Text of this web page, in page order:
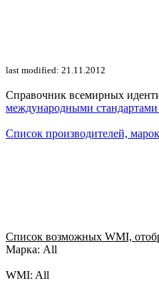
last modified: 21.11.2012
Справочник всемирных
международными стандартами
Список производителей,
Список возможных WMI,
Марка: All
WMI: All